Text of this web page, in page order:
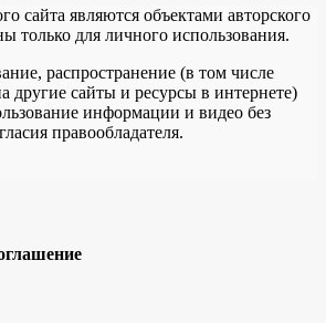
сайта являются объектами авторского
только для личного использования.
распространение (в том числе
другие сайты и ресурсы в интернете)
информации и видео без
правообладателя.